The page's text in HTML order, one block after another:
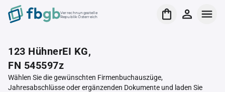
Verrechnungsstelle
Republik Österreich
123 HühnerEI KG,
FN 545597z
Wählen Sie die gewünschten Firmenbuchauszüge,
Jahresabschlüsse oder ergänzenden Dokumente und laden Sie